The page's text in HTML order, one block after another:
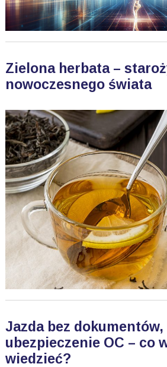
Zielona herbata –
nowoczesnego świata
Jazda bez dokumentów,
ubezpieczenie OC – co
wiedzieć?